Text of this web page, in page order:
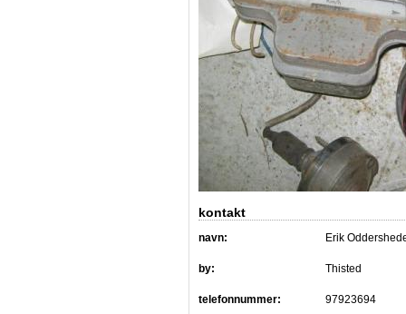
kontakt
navn: Erik
by: Thisted
telefonnummer: 97923694